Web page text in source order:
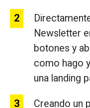
Newsletter
botones y
como hago
una landing
Creando un